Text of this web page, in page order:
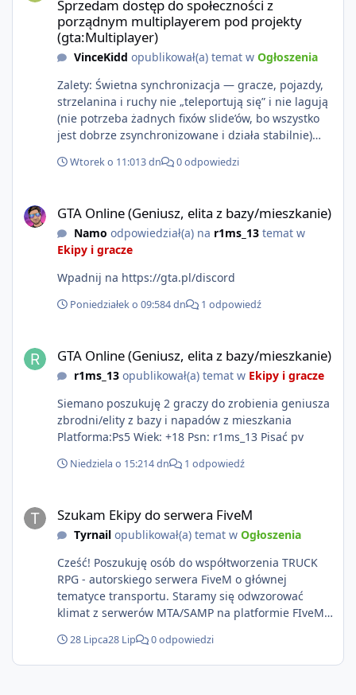
Sprzedam dostęp do społeczności z
porządnym multiplayerem pod projekty
(gta:Multiplayer)
VinceKidd opublikował(a) temat w Ogłoszenia
Zalety: Świetna synchronizacja — gracze, pojazdy,
strzelanina i ruchy nie „teleportują się” i nie lagują
(nie potrzeba żadnych fixów slide’ów, bo wszystko
jest dobrze zsynchronizowane i działa stabilnie)
poziomie multiplayera Wygodne pisanie własnych
Kontakt: Discord — vincekidd Telegram —
xvincekidd Wideo demonstracyjne:
https://youtu.be/8IrdoG8iFz4
Wtorek o 11:013 dn 0 odpowiedzi
GTA Online (Geniusz, elita z bazy/mieszkanie)
Namo odpowiedział(a) na r1ms_13temat w
Ekipy i gracze
Wpadnij na https://gta.pl/discord
Poniedziałek o 09:584 dn 1 odpowiedź
GTA Online (Geniusz, elita z bazy/mieszkanie)
r1ms_13opublikował(a) temat w Ekipy i gracze
Siemano poszukuję 2 graczy do zrobienia geniusza
zbrodni/elity z bazy i napadów z mieszkania
Platforma:Ps5 Wiek: +18 Psn: r1ms_13 Pisać pv
Niedziela o 15:214 dn 1 odpowiedź
Szukam Ekipy do serwera FiveM
Tyrnailopublikował(a) temat w Ogłoszenia
Cześć! Poszukuję osób do współtworzenia TRUCK
RPG - autorskiego serwera FiveM o głównej
tematyce transportu. Staramy się odwzorować
klimat z serwerów MTA/SAMP na platformie FIveM.
którzy chcą robić coś innego niż jeździć ciężarówką.
Projekt tworzony jest od podstaw z naciskiem na
28 Lipca28 Lip 0 odpowiedzi